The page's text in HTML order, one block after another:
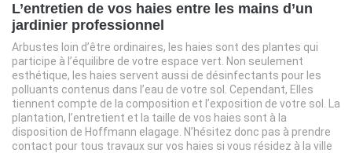
L’entretien de vos haies entre les mains d’un
jardinier professionnel
Arbustes loin d’être ordinaires, les haies sont des plantes qui
participe à l’équilibre de votre espace vert. Non seulement
esthétique, les haies servent aussi de désinfectants pour les
polluants contenus dans l’eau de votre sol. Cependant, Elles
tiennent compte de la composition et l’exposition de votre sol. La
plantation, l’entretient et la taille de vos haies sont à la
disposition de Hoffmann elagage. N’hésitez donc pas à prendre
contact pour tous travaux sur vos haies si vous résidez à la ville